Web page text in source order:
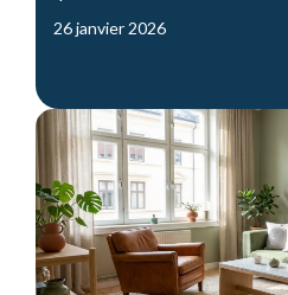
26 janvier 2026